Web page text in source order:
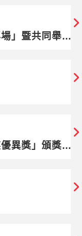
」暨共同舉辦
異獎」頒獎典